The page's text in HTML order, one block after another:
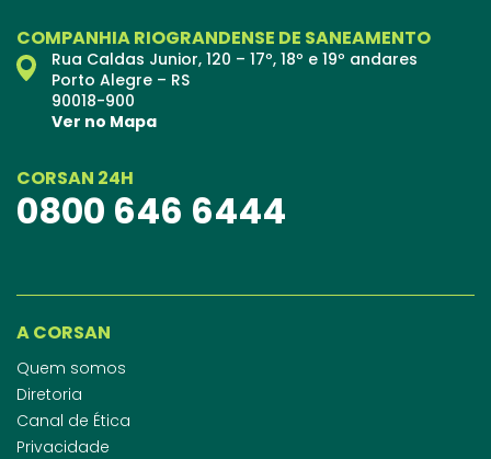
COMPANHIA RIOGRANDENSE DE SANEAMENTO
Rua Caldas Junior, 120 – 17º, 18º e 19º andares
Porto Alegre – RS
90018-900
Ver no Mapa
CORSAN 24H
0800 646 6444
A CORSAN
Quem somos
Diretoria
Canal de Ética
Privacidade